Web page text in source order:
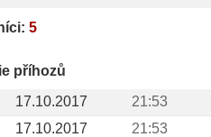
5
příhozů
17.10.2017
21:53
17.10.2017 21:53